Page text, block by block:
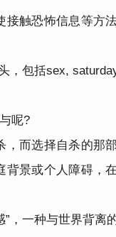
触恐怖信息等方
，包括sex,
呢?
而选择自杀的那
景或个人障碍，
，一种与世界背离